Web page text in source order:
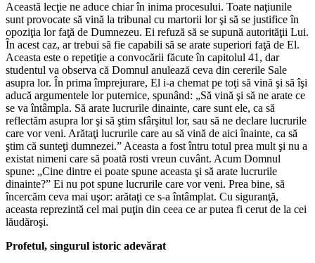
Această lecţie ne aduce chiar în inima procesului. Toate naţiunile
sunt provocate să vină la tribunal cu martorii lor şi să se justifice în
opoziţia lor faţă de Dumnezeu. Ei refuză să se supună autorităţii Lui.
În acest caz, ar trebui să fie capabili să se arate superiori faţă de El.
Aceasta este o repetiţie a convocării făcute în capitolul 41, dar
studentul va observa că Domnul anulează ceva din cererile Sale
asupra lor. În prima împrejurare, El i-a chemat pe toţi să vină şi să îşi
aducă argumentele lor puternice, spunând: „Să vină şi să ne arate ce
se va întâmpla. Să arate lucrurile dinainte, care sunt ele, ca să
reflectăm asupra lor şi să ştim sfârşitul lor, sau să ne declare lucrurile
care vor veni. Arătaţi lucrurile care au să vină de aici înainte, ca să
ştim că sunteţi dumnezei.” Aceasta a fost întru totul prea mult şi nu a
existat nimeni care să poată rosti vreun cuvânt. Acum Domnul
spune: „Cine dintre ei poate spune aceasta şi să arate lucrurile
dinainte?” Ei nu pot spune lucrurile care vor veni. Prea bine, să
încercăm ceva mai uşor: arătaţi ce s-a întâmplat. Cu siguranţă,
aceasta reprezintă cel mai puţin din ceea ce ar putea fi cerut de la cei
lăudăroşi.
Profetul, singurul istoric adevărat